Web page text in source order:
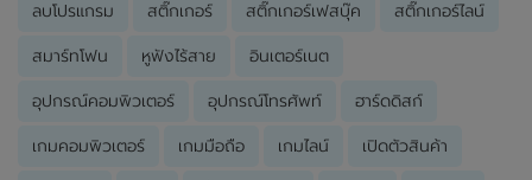
ลบโปรแกรม สติ๊กเกอร์ สติ๊กเกอร์เฟสบุ๊ค สติ๊กเกอร์ไลน์
สมาร์ทโฟน หูฟังไร้สาย อินเตอร์เนต
อุปกรณ์คอมพิวเตอร์ อุปกรณ์โทรศัพท์ ฮาร์ดดิสก์
เกมคอมพิวเตอร์ เกมมือถือ เกมไลน์ เปิดตัวสินค้า